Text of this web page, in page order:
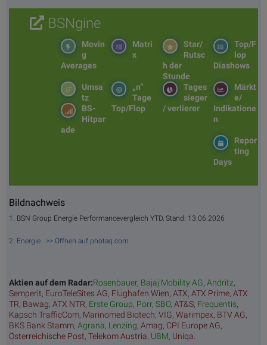
BSNgine
Top/F
lop
Diashows
Star/
Rutsc
h der
Stunde
Matri
x
Movin
g
Averages
Märkt
e/
Indikatione
n
Tages
sieger
/ verlierer
„n“
Tage
Top/Flop
Umsa
tz
BS-
Hitpar
ade
Repor
ting
Days
Bildnachweis
1. BSN Group Energie Performancevergleich YTD, Stand: 13.06.2026
2. Energie >> Öffnen auf photaq.com
Aktien auf dem Radar:Rosenbauer, Bajaj Mobility AG, Andritz,
Semperit, EuroTeleSites AG, Flughafen Wien, ATX, ATX Prime, ATX
TR, Bawag, ATX NTR, Erste Group, Porr, SBO, AT&S, Frequentis,
Kapsch TrafficCom, Marinomed Biotech, VIG, Warimpex, BTV AG,
BKS Bank Stamm, Agrana, Lenzing, Amag, CPI Europe AG,
Österreichische Post, Telekom Austria, UBM, Uniqa